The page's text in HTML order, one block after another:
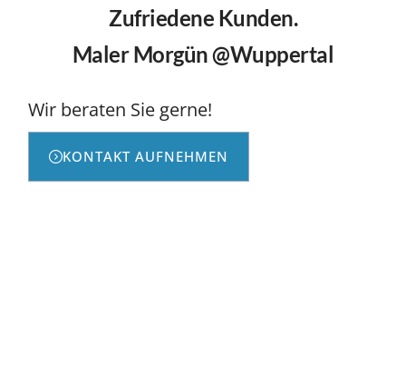
Zufriedene Kunden.
Maler Morgün @Wuppertal
Wir beraten Sie gerne!
KONTAKT AUFNEHMEN